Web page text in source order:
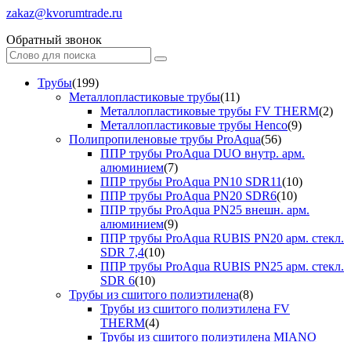
zakaz@kvorumtrade.ru
Обратный звонок
Трубы(199)
Металлопластиковые трубы(11)
Металлопластиковые трубы FV THERM(2)
Металлопластиковые трубы Henco(9)
Полипропиленовые трубы ProAqua(56)
ППР трубы ProAqua DUO внутр. арм.
алюминием(7)
ППР трубы ProAqua PN10 SDR11(10)
ППР трубы ProAqua PN20 SDR6(10)
ППР трубы ProAqua PN25 внешн. арм.
алюминием(9)
ППР трубы ProAqua RUBIS PN20 арм. стекл.
SDR 7,4(10)
ППР трубы ProAqua RUBIS PN25 арм. стекл.
SDR 6(10)
Трубы из сшитого полиэтилена(8)
Трубы из сшитого полиэтилена FV
THERM(4)
Трубы из сшитого полиэтилена MIANO